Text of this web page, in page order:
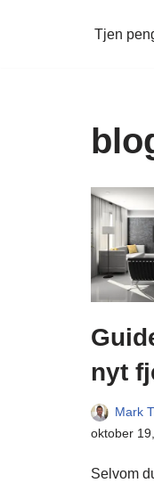
Tjen
nyt
Mark
oktober
Selvom